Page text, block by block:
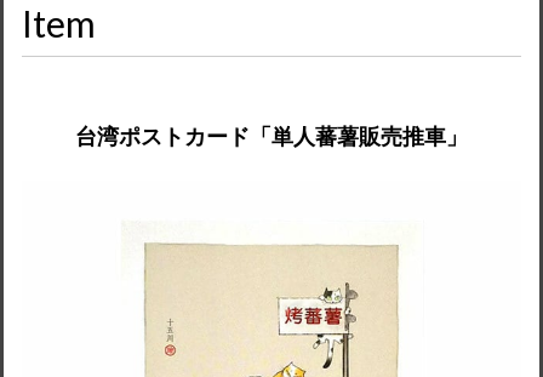
Item
台湾ポストカード「単人蕃薯販売推車」